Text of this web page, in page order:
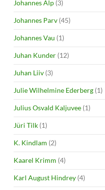
Johannes Alp (3)
Johannes Parv (45)
Johannes Vau (1)
Juhan Kunder (12)
Juhan Liiv (3)
Julie Wilhelmine Ederberg (1)
Julius Osvald Kaljuvee (1)
Jüri Tilk (1)
K. Kindlam (2)
Kaarel Krimm (4)
Karl August Hindrey (4)